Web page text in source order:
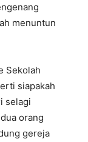
menuntun
Sekolah
siapakah
selagi
orang
gereja